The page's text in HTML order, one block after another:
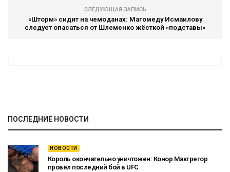
СЛЕДУЮЩАЯ ЗАПИСЬ
«Шторм» сидит на чемоданах: Магомеду Исмаилову
следует опасаться от Шлеменко жёсткой «подставы»
ПОСЛЕДНИЕ НОВОСТИ
НОВОСТИ
Король окончательно уничтожен: Конор Макгрегор
провёл последний бой в UFC